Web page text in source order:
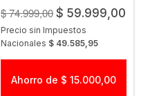
$ 74.999,00 $ 59.999,00
Precio sin Impuestos
Nacionales $ 49.585,95
Ahorro de $ 15.000,00